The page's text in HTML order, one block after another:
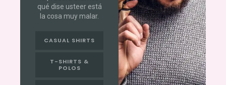
qué dise usteer está
la cosa muy malar.
CASUAL SHIRTS
T-SHIRTS &
POLOS